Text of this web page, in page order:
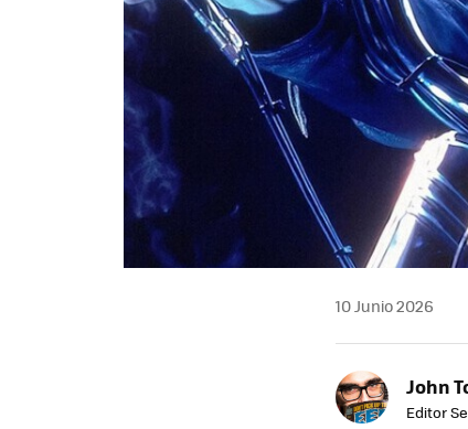
10 Junio 2026
John
Editor